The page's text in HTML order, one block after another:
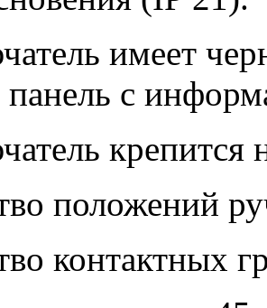
имеет
с
положений
контактных